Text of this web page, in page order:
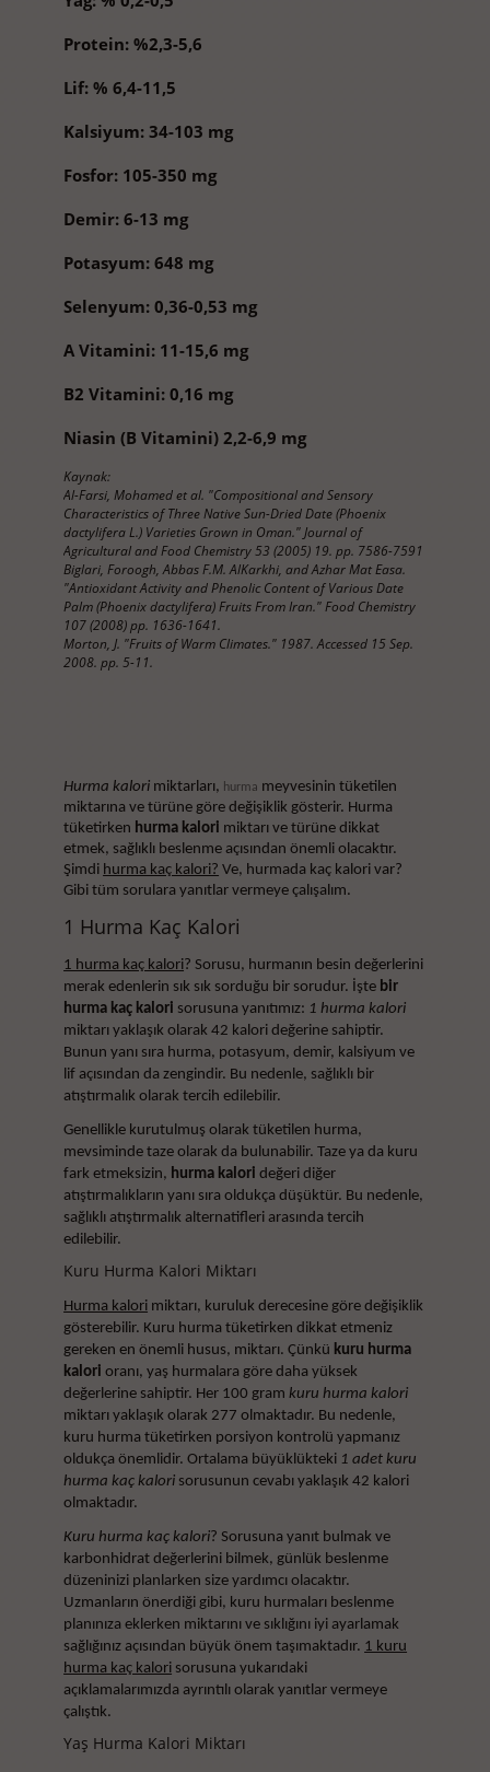
Protein: %2,3-5,6
Lif: % 6,4-11,5
Kalsiyum: 34-103 mg
Fosfor: 105-350 mg
Demir: 6-13 mg
Potasyum: 648 mg
Selenyum: 0,36-0,53 mg
A Vitamini: 11-15,6 mg
B2 Vitamini: 0,16 mg
Niasin (B Vitamini) 2,2-6,9 mg
Kaynak:
Al-Farsi, Mohamed et al. "Compositional and Sensory
Characteristics of Three Native Sun-Dried Date (Phoenix
dactylifera L.) Varieties Grown in Oman." Journal of
Agricultural and Food Chemistry 53 (2005) 19. pp. 7586-7591
Biglari, Foroogh, Abbas F.M. AlKarkhi, and Azhar Mat Easa.
"Antioxidant Activity and Phenolic Content of Various Date
Palm (Phoenix dactylifera) Fruits From Iran." Food Chemistry
107 (2008) pp. 1636-1641.
Morton, J. "Fruits of Warm Climates." 1987. Accessed 15 Sep.
2008. pp. 5-11.
Hurma kalori miktarları, hurma meyvesinin tüketilen
miktarına ve türüne göre değişiklik gösterir. Hurma
tüketirken hurma kalori miktarı ve türüne dikkat
etmek, sağlıklı beslenme açısından önemli olacaktır.
Şimdi hurma kaç kalori? Ve, hurmada kaç kalori var?
Gibi tüm sorulara yanıtlar vermeye çalışalım.
1 Hurma Kaç Kalori
1 hurma kaç kalori? Sorusu, hurmanın besin değerlerini
merak edenlerin sık sık sorduğu bir sorudur. İşte bir
hurma kaç kalori sorusuna yanıtımız: 1 hurma kalori
miktarı yaklaşık olarak 42 kalori değerine sahiptir.
Bunun yanı sıra hurma, potasyum, demir, kalsiyum ve
lif açısından da zengindir. Bu nedenle, sağlıklı bir
atıştırmalık olarak tercih edilebilir.
Genellikle kurutulmuş olarak tüketilen hurma,
mevsiminde taze olarak da bulunabilir. Taze ya da kuru
fark etmeksizin, hurma kalori değeri diğer
atıştırmalıkların yanı sıra oldukça düşüktür. Bu nedenle,
sağlıklı atıştırmalık alternatifleri arasında tercih
edilebilir.
Kuru Hurma Kalori Miktarı
Hurma kalori miktarı, kuruluk derecesine göre değişiklik
gösterebilir. Kuru hurma tüketirken dikkat etmeniz
gereken en önemli husus, miktarı. Çünkü kuru hurma
kalorioranı, yaş hurmalara göre daha yüksek
değerlerine sahiptir. Her 100 gramkuru hurma kalori
miktarı yaklaşık olarak 277 olmaktadır. Bu nedenle,
kuru hurma tüketirken porsiyon kontrolü yapmanız
oldukça önemlidir. Ortalama büyüklükteki 1 adet kuru
hurma kaç kalori sorusunun cevabı yaklaşık 42 kalori
olmaktadır.
Kuru hurma kaç kalori? Sorusuna yanıt bulmak ve
karbonhidrat değerlerini bilmek, günlük beslenme
düzeninizi planlarken size yardımcı olacaktır.
Uzmanların önerdiği gibi, kuru hurmaları beslenme
planınıza eklerken miktarını ve sıklığını iyi ayarlamak
sağlığınız açısından büyük önem taşımaktadır. 1 kuru
hurma kaç kalori sorusuna yukarıdaki
açıklamalarımızda ayrıntılı olarak yanıtlar vermeye
çalıştık.
Yaş Hurma Kalori Miktarı